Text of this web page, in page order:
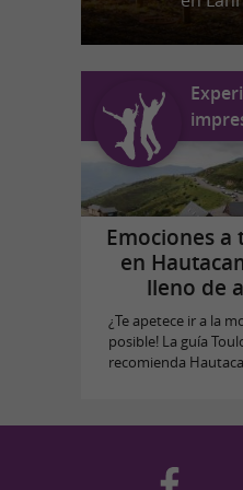
Emociones
en
lleno de
¿Te apetece ir a la
posible! La guía
recomienda